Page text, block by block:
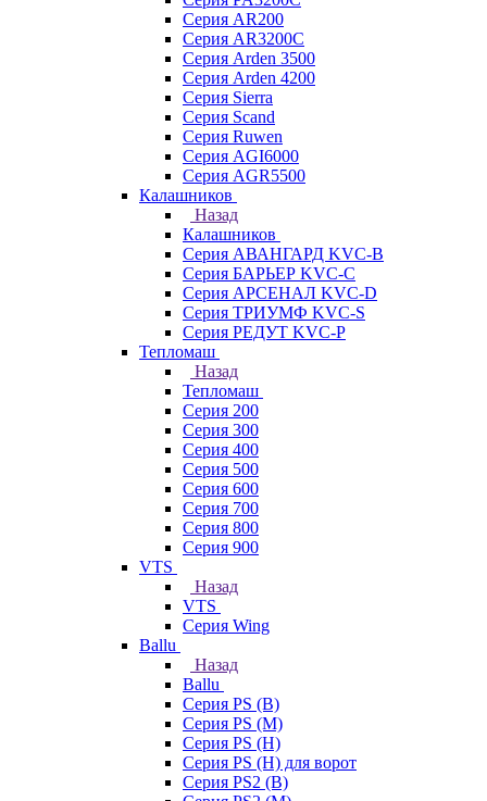
Серия AR200
Серия AR3200C
Серия Arden 3500
Серия Arden 4200
Серия Sierra
Серия Scand
Серия Ruwen
Серия AGI6000
Серия AGR5500
Калашников
Назад
Калашников
Серия АВАНГАРД KVC-B
Серия БАРЬЕР KVC-C
Серия АРСЕНАЛ KVC-D
Серия ТРИУМФ KVC-S
Серия РЕДУТ KVC-P
Тепломаш
Назад
Тепломаш
Серия 200
Серия 300
Серия 400
Серия 500
Серия 600
Серия 700
Серия 800
Серия 900
VTS
Назад
VTS
Серия Wing
Ballu
Назад
Ballu
Серия PS (B)
Серия PS (M)
Серия PS (H)
Серия PS (H) для ворот
Серия PS2 (B)